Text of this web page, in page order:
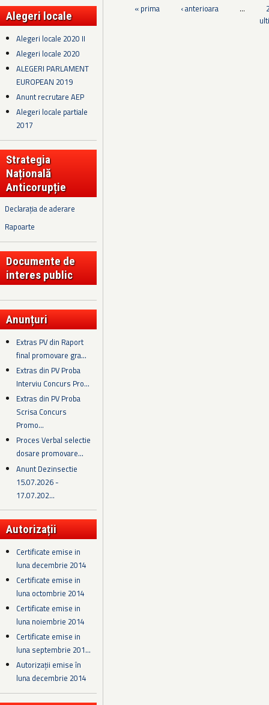
Alegeri locale
Alegeri locale 2020 II
Alegeri locale 2020
ALEGERI PARLAMENT
EUROPEAN 2019
Anunt recrutare AEP
Alegeri locale partiale
2017
Strategia
Națională
Anticorupție
Declarația de aderare
Rapoarte
Documente de
interes public
Anunțuri
Extras PV din Raport
final promovare gra...
Extras din PV Proba
Interviu Concurs Pro...
Extras din PV Proba
Scrisa Concurs
Promo...
Proces Verbal selectie
dosare promovare...
Anunt Dezinsectie
15.07.2026 -
17.07.202...
Autorizații
Certificate emise in
luna decembrie 2014
Certificate emise in
luna octombrie 2014
Certificate emise in
luna noiembrie 2014
Certificate emise in
luna septembrie 201...
Autorizații emise în
luna decembrie 2014
Pagini
« prima ‹ anterioara …